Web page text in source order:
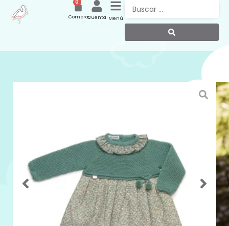
Menú
Cuenta
0
Compras